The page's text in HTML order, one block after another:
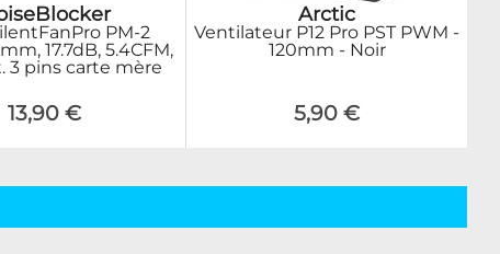
PM-2
17.7dB, 5.4CFM,
3 pins carte mère
13,90 €
Arctic
Ventilateur P12 Pro PST PWM -
120mm - Noir
5,90 €